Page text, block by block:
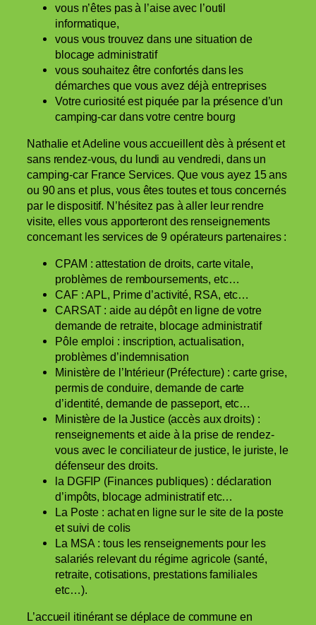
vous n’êtes pas à l’aise avec l’outil
informatique,
vous vous trouvez dans une situation de
blocage administratif
vous souhaitez être confortés dans les
démarches que vous avez déjà entreprises
Votre curiosité est piquée par la présence d’un
camping-car dans votre centre bourg
Nathalie et Adeline vous accueillent dès à présent et
sans rendez-vous, du lundi au vendredi, dans un
camping-car France Services. Que vous ayez 15 ans
ou 90 ans et plus, vous êtes toutes et tous concernés
par le dispositif. N’hésitez pas à aller leur rendre
visite, elles vous apporteront des renseignements
concernant les services de 9 opérateurs partenaires :
CPAM : attestation de droits, carte vitale,
problèmes de remboursements, etc…
CAF : APL, Prime d’activité, RSA, etc…
CARSAT : aide au dépôt en ligne de votre
demande de retraite, blocage administratif
Pôle emploi : inscription, actualisation,
problèmes d’indemnisation
Ministère de l’Intérieur (Préfecture) : carte grise,
permis de conduire, demande de carte
d’identité, demande de passeport, etc…
Ministère de la Justice (accès aux droits) :
renseignements et aide à la prise de rendez-
vous avec le conciliateur de justice, le juriste, le
défenseur des droits.
la DGFIP (Finances publiques) : déclaration
d’impôts, blocage administratif etc…
La Poste : achat en ligne sur le site de la poste
et suivi de colis
La MSA : tous les renseignements pour les
salariés relevant du régime agricole (santé,
retraite, cotisations, prestations familiales
etc…).
L’accueil itinérant se déplace de commune en